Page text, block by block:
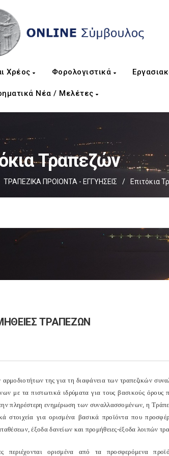
Χρέος Φορολογιστικά
Νέα / Μελέτες
Τραπεζών
ΤΡΑΠΕΖΙΚΑ ΠΡΟΙΟΝΤΑ - ΕΓΓΥΗΣΕΙΣ / Επιτόκια
ΤΡΑΠΕΖΩΝ
της για τη διαφάνεια των τραπεζικών
με τα πιστωτικά ιδρύματα για τους βασικούς όρους
πληρέστερη ενημέρωση των συναλλασσομένων, η
στοιχεία για ορισμένα βασικά προϊόντα που
έξοδα δανείων και προμήθειες-έξοδα λοιπών
περιέχονται ορισμένα από τα προσφερόμενα